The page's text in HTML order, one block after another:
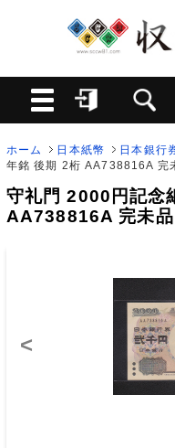
ホーム 日本紙幣 日本銀行
年銘 後期 2桁 AA738816A 完
守礼門 2000円記念
AA738816A 完未品
<